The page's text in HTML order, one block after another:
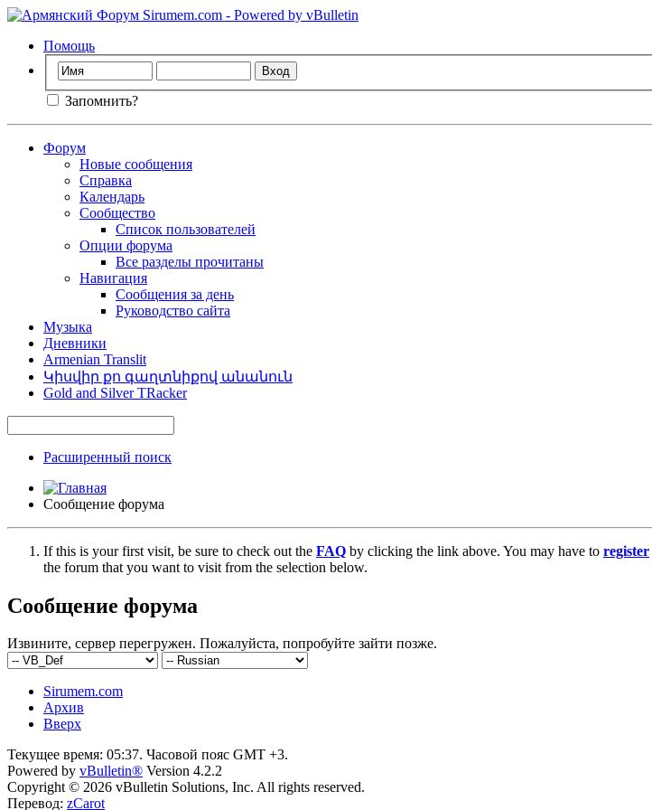
Помощь
Запомнить?
Форум
Новые сообщения
Справка
Календарь
Сообщество
Список пользователей
Опции форума
Все разделы прочитаны
Навигация
Сообщения за день
Руководство сайта
Музыка
Дневники
Armenian Translit
Կիսվիր քո գաղտնիքով անանուն
Gold and Silver TRacker
Расширенный поиск
Сообщение форума
If this is your first visit, be sure to check out the FAQ by clicking the link above. You may have to register
the forum that you want to visit from the selection below.
Сообщение форума
Извините, сервер перегружен. Пожалуйста, попробуйте зайти позже.
Sirumem.com
Архив
Вверх
Текущее время: 05:37. Часовой пояс GMT +3.
Powered by vBulletin® Version 4.2.2
Copyright © 2026 vBulletin Solutions, Inc. All rights reserved.
Перевод: zCarot